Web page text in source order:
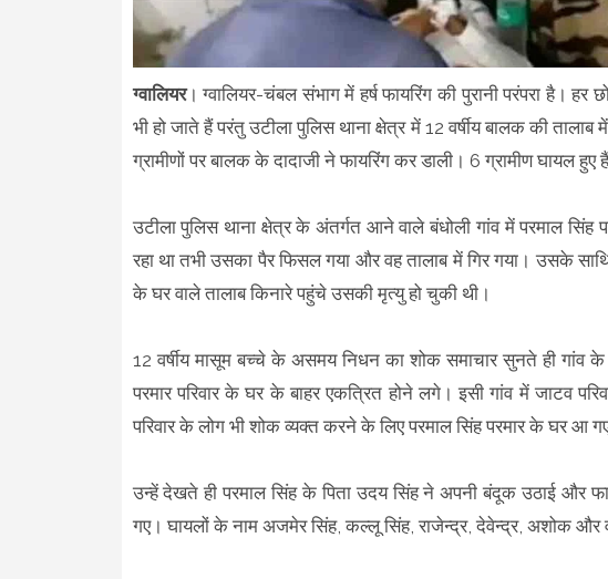
ग्वालियर। ग्वालियर-चंबल संभाग में हर्ष फायरिंग की पुरानी परंपरा है।
भी हो जाते हैं परंतु उटीला पुलिस थाना क्षेत्र में 12 वर्षीय बालक की
ग्रामीणों पर बालक के दादाजी ने फायरिंग कर डाली। 6 ग्रामीण घायल हुए
उटीला पुलिस थाना क्षेत्र के अंतर्गत आने वाले बंधोली गांव में परमाल सिंह
रहा था तभी उसका पैर फिसल गया और वह तालाब में गिर गया। उसके
के घर वाले तालाब किनारे पहुंचे उसकी मृत्यु हो चुकी थी।
12 वर्षीय मासूम बच्चे के असमय निधन का शोक समाचार सुनते ही गांव
परमार परिवार के घर के बाहर एकत्रित होने लगे। इसी गांव में जाटव
परिवार के लोग भी शोक व्यक्त करने के लिए परमाल सिंह परमार के घर आ
उन्हें देखते ही परमाल सिंह के पिता उदय सिंह ने अपनी बंदूक उठाई और
गए। घायलों के नाम अजमेर सिंह, कल्लू सिंह, राजेन्द्र, देवेन्द्र, अशोक और